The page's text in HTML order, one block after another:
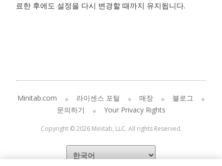
료한 후에도 설정을 다시 변경할 때까지 유지됩니다.
Minitab.com 라이센스 포털 매장
블로그
문의하기
Your Privacy Rights
Copyright © 2026 Minitab, LLC. All rights Reserved.